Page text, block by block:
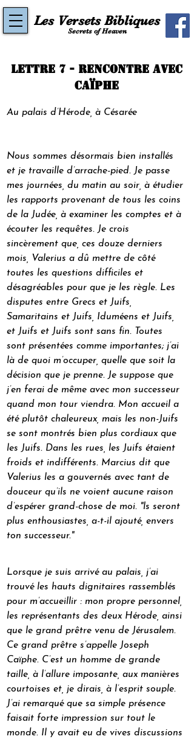
Les Versets Bibliques
Secrets of Heaven
Lettre 7 - Rencontre avec
Caïphe
Au palais d’Hérode, à Césarée
Nous sommes désormais bien installés
et je travaille d’arrache-pied. Je passe
mes journées, du matin au soir, à étudier
les rapports provenant de tous les coins
de la Judée, à examiner les comptes et à
écouter les requêtes. Je crois
sincèrement que, ces douze derniers
mois, Valerius a dû mettre de côté
toutes les questions difficiles et
désagréables pour que je les règle. Les
disputes entre Grecs et Juifs,
Samaritains et Juifs, Iduméens et Juifs,
et Juifs et Juifs sont sans fin. Toutes
sont présentées comme importantes; j’ai
là de quoi m’occuper, quelle que soit la
décision que je prenne. Je suppose que
j’en ferai de même avec mon successeur
quand mon tour viendra. Mon accueil a
été plutôt chaleureux, mais les non-Juifs
se sont montrés bien plus cordiaux que
les Juifs. Dans les rues, les Juifs étaient
froids et indifférents. Marcius dit que
Valerius les a gouvernés avec tant de
douceur qu’ils ne voient aucune raison
d’espérer grand-chose de moi. "ls seront
plus enthousiastes, a-t-il ajouté, envers
ton successeur."
Lorsque je suis arrivé au palais, j’ai
trouvé les hauts dignitaires rassemblés
pour m’accueillir : mon propre personnel,
les représentants des deux Hérode, ainsi
que le grand prêtre venu de Jérusalem.
Ce grand prêtre s’appelle Joseph
Caïphe. C’est un homme de grande
taille, à l’allure imposante, aux manières
courtoises et, je dirais, à l’esprit souple.
J’ai remarqué que sa simple présence
faisait forte impression sur tout le
monde. Il y avait eu de vives discussions